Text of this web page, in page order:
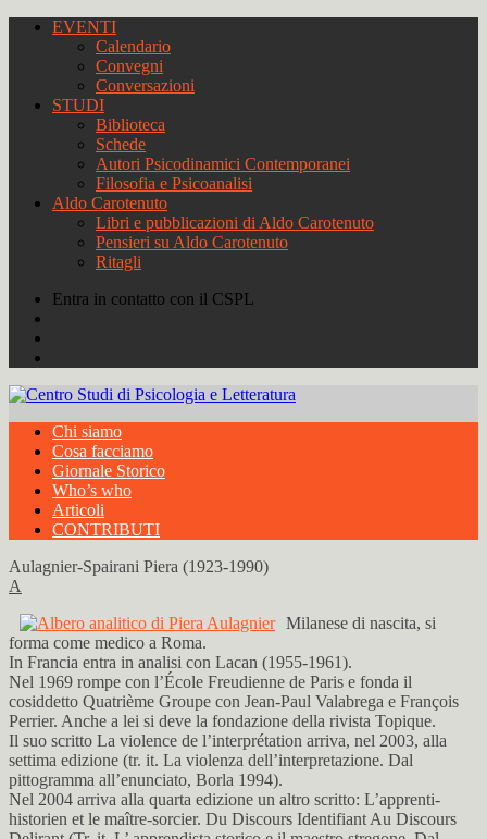
EVENTI
Calendario
Convegni
Conversazioni
STUDI
Biblioteca
Schede
Autori Psicodinamici Contemporanei
Filosofia e Psicoanalisi
Aldo Carotenuto
Libri e pubblicazioni di Aldo Carotenuto
Pensieri su Aldo Carotenuto
Ritagli
Entra in contatto con il CSPL
Chi siamo
Cosa facciamo
Giornale Storico
Who’s who
Articoli
CONTRIBUTI
Aulagnier-Spairani Piera (1923-1990)
A
Milanese di nascita, si
forma come medico a Roma.
In Francia entra in analisi con Lacan (1955-1961).
Nel 1969 rompe con l’École Freudienne de Paris e fonda il
cosiddetto Quatrième Groupe con Jean-Paul Valabrega e François
Perrier. Anche a lei si deve la fondazione della rivista Topique.
Il suo scritto La violence de l’interprétation arriva, nel 2003, alla
settima edizione (tr. it. La violenza dell’interpretazione. Dal
pittogramma all’enunciato, Borla 1994).
Nel 2004 arriva alla quarta edizione un altro scritto: L’apprenti-
historien et le maître-sorcier. Du Discours Identifiant Au Discours